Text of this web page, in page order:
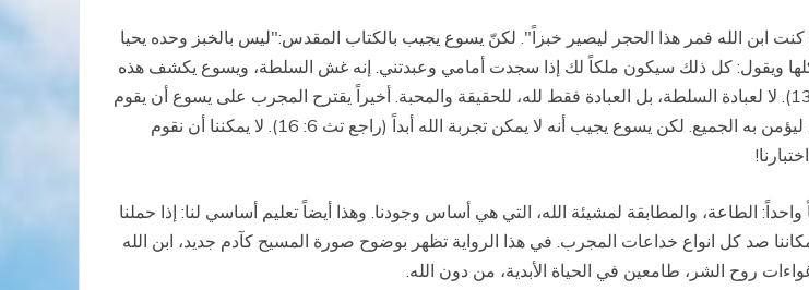
ابن الله فمر هذا الحجر ليصير خبزاً". لكنّ يسوع يجيب بالكتاب المقدس:"ليس بالخبز وحده يحيا
يسوع ممالك الأرض كلها ويقول: كل ذلك سيكون ملكاً لك إذا سجدت أمامي وعبدتني. إنه غش السلطة، ويسوع يكشف هذه
المحاولة ويرفضها: "للرب إلهك تسجد وإياه وحده تعبد" (راجع لو 4: 5-8؛ تث 6: 13). لا لعبادة السلطة، بل العبادة فقط لله، للحقيقة والمحبة. أخيراً يقترح المجرب على يسوع أن يقوم
بمعجزة مثيرة للإعجاب: أن يرمي بنفسه من على جناح الهيكل لتخلصه الملائكة، ليؤمن به الجميع. لكن يسوع يجيب أنه لا يمكن تجربة الله أبداً (راجع تث 6: 16). لا يمكننا أن نقوم
الطاعة، والمطابقة لمشيئة الله، التي هي أساس وجودنا. وهذا أيضاً تعليم أساسي لنا: إذا حملنا
صد كل انواع خداعات المجرب. في هذا الرواية تظهر بوضوح صورة المسيح كآدم جديد، ابن الله
روح الشر، طامعين في الحياة الأبدية، من دون الله.